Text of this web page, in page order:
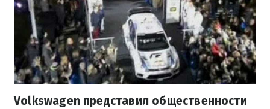
Volkswagen представил общественности